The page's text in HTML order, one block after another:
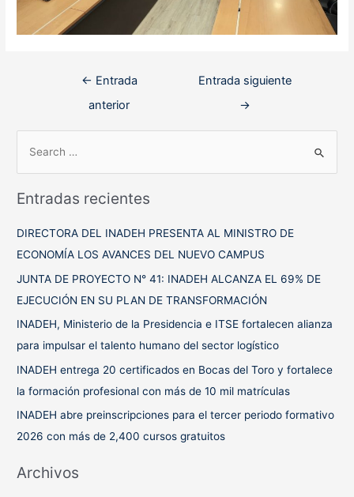
Navegación
← Entrada
anterior
Entrada siguiente
→
c
:
Entradas recientes
DIRECTORA DEL INADEH PRESENTA AL MINISTRO DE
ECONOMÍA LOS AVANCES DEL NUEVO CAMPUS
JUNTA DE PROYECTO N° 41: INADEH ALCANZA EL 69% DE
EJECUCIÓN EN SU PLAN DE TRANSFORMACIÓN
INADEH, Ministerio de la Presidencia e ITSE fortalecen alianza
para impulsar el talento humano del sector logístico
INADEH entrega 20 certificados en Bocas del Toro y fortalece
la formación profesional con más de 10 mil matrículas
INADEH abre preinscripciones para el tercer periodo formativo
2026 con más de 2,400 cursos gratuitos
Archivos